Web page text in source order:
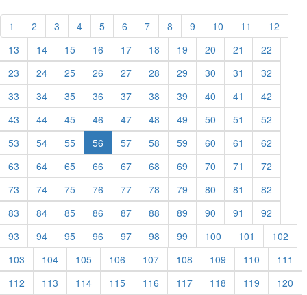
1 2 3 4 5 6 7 8 9 10 11
12
13
14 15 16 17 18 19 20 21
22
23
24 25 26 27 28 29 30 31
32
33
34 35 36 37 38 39 40 41
42
43
44 45 46 47 48 49 50 51
52
53
54 55 56 57 58 59 60 61
62
63
64 65 66 67 68 69 70 71
72
73
74 75 76 77 78 79 80 81
82
83
84 85 86 87 88 89 90 91
92
93
94 95 96 97 98 99 100 101
102
103
104 105 106 107 108 109 110
111
112
113 114 115 116 117 118 119
120